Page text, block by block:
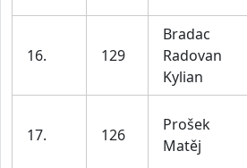
16. 129
Bradac
Radovan
Kylian
17. 126
Prošek
Matěj